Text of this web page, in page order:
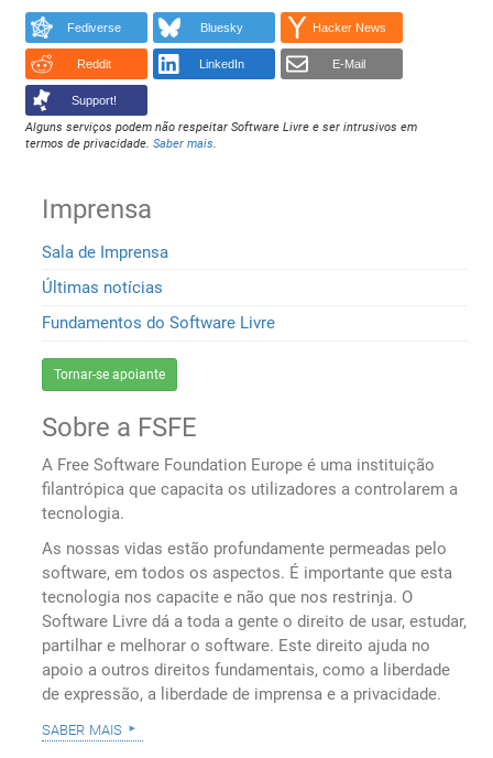
Fediverse Bluesky Hacker News
Reddit LinkedIn E-Mail
Support!
Alguns serviços podem não respeitar Software Livre e ser intrusivos em
termos de privacidade.Saber mais.
Imprensa
Sala de Imprensa
Últimas notícias
Fundamentos do Software Livre
Tornar-se apoiante
Sobre a FSFE
A Free Software Foundation Europe é uma instituição
filantrópica que capacita os utilizadores a controlarem a
tecnologia.
As nossas vidas estão profundamente permeadas pelo
software, em todos os aspectos. É importante que esta
tecnologia nos capacite e não que nos restrinja. O
Software Livre dá a toda a gente o direito de usar, estudar,
partilhar e melhorar o software. Este direito ajuda no
apoio a outros direitos fundamentais, como a liberdade
de expressão, a liberdade de imprensa e a privacidade.
saber mais